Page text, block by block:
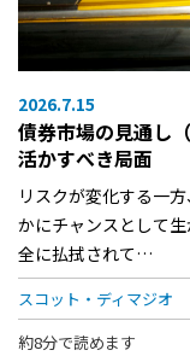
2026.7.15
債券市場の見通し
活かすべき局面
リスクが変化する一
かにチャンスとして
全に払拭されて…
スコット・ディマジオ
約8分で読めます